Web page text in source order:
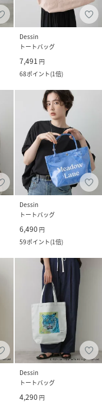
Dessin
トートバッグ
7,491 円
68ポイント(1倍)
Dessin
トートバッグ
6,490 円
59ポイント(1倍)
Dessin
トートバッグ
4,290 円